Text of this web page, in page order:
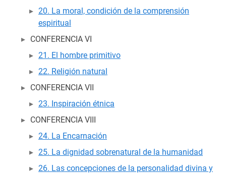
20. La moral, condición de la comprensión
espiritual
CONFERENCIA VI
21. El hombre primitivo
22. Religión natural
CONFERENCIA VII
23. Inspiración étnica
CONFERENCIA VIII
24. La Encarnación
25. La dignidad sobrenatural de la humanidad
26. Las concepciones de la personalidad divina y